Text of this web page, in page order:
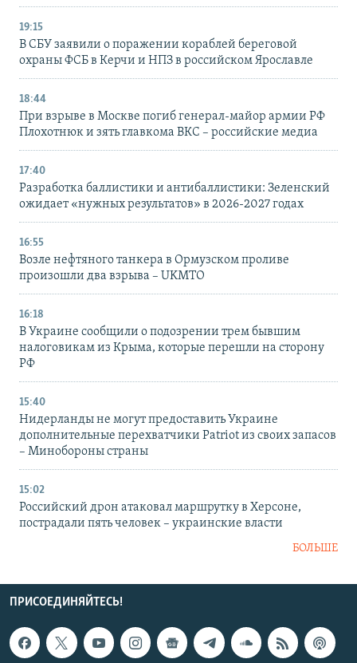
19:15
В СБУ заявили о поражении кораблей береговой
охраны ФСБ в Керчи и НПЗ в российском Ярославле
18:44
При взрыве в Москве погиб генерал-майор армии РФ
Плохотнюк и зять главкома ВКС – российские медиа
17:40
Разработка баллистики и антибаллистики: Зеленский
ожидает «нужных результатов» в 2026-2027 годах
16:55
Возле нефтяного танкера в Ормузском проливе
произошли два взрыва – UKMTO
16:18
В Украине сообщили о подозрении трем бывшим
налоговикам из Крыма, которые перешли на сторону
РФ
15:40
Нидерланды не могут предоставить Украине
дополнительные перехватчики Patriot из своих запасов
– Минобороны страны
15:02
Российский дрон атаковал маршрутку в Херсоне,
пострадали пять человек – украинские власти
БОЛЬШЕ
ПРИСОЕДИНЯЙТЕСЬ!